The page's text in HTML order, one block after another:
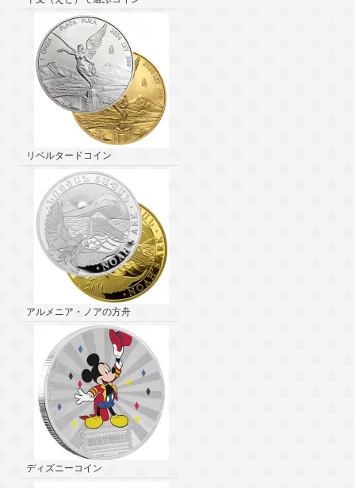
リベルタードコイン
アルメニア・ノアの方舟
ディズニーコイン